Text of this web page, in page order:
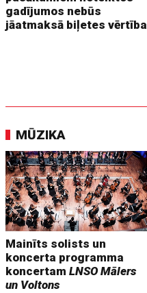
gadījumos nebūs
jāatmaksā biļetes vērtība
MŪZIKA
Mainīts solists un
koncerta programma
koncertamLNSO Mālers
un Voltons